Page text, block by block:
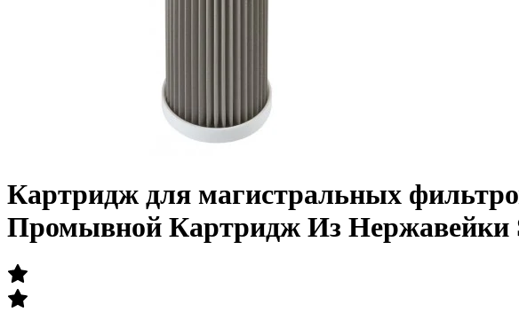
Картридж для магистральных
Промывной Картридж Из Нержавейки